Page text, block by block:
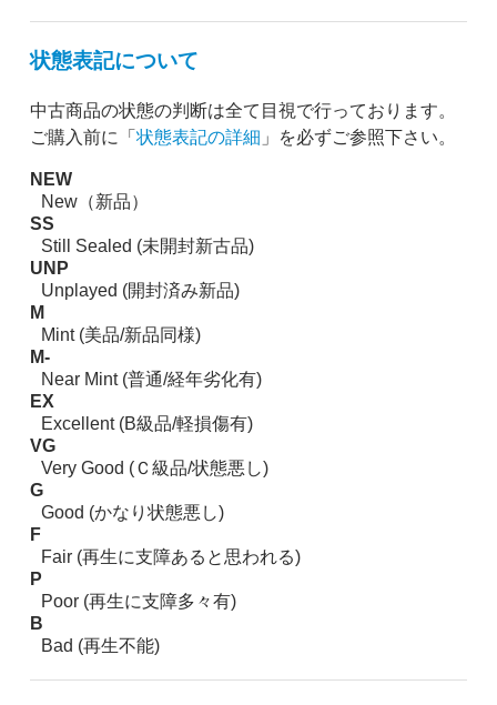
状態表記について
中古商品の状態の判断は全て目視で行っております。
ご購入前に「 状態表記の詳細 」を必ずご参照下さい。
NEW
New（新品）
SS
Still Sealed (未開封新古品)
UNP
Unplayed (開封済み新品)
M
Mint (美品/新品同様)
M-
Near Mint (普通/経年劣化有)
EX
Excellent (B級品/軽損傷有)
VG
Very Good (Ｃ級品/状態悪し)
G
Good (かなり状態悪し)
F
Fair (再生に支障あると思われる)
P
Poor (再生に支障多々有)
B
Bad (再生不能)